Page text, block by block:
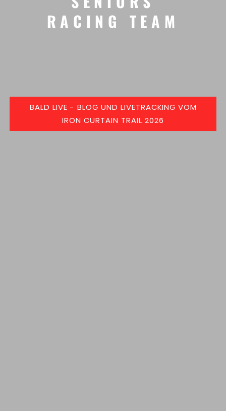
RACING TEAM
BALD LIVE - BLOG UND LIVETRACKING VOM
IRON CURTAIN TRAIL 2026